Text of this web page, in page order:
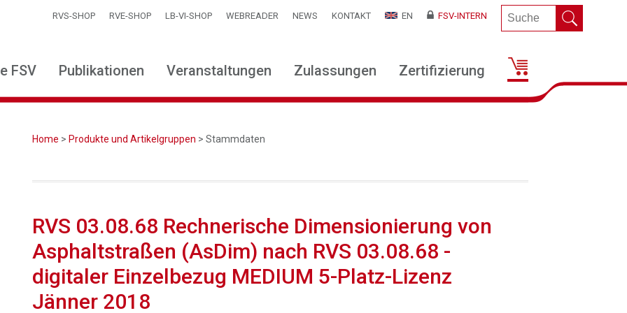
RVS-SHOP RVE-SHOP LB-VI-SHOP WEBREADER NEWS KONTAKT EN FSV-INTERN
FSV Publikationen Veranstaltungen Zulassungen Zertifizierung
Home > Produkte und Artikelgruppen > Stammdaten
RVS 03.08.68 Rechnerische Dimensionierung von
Asphaltstraßen (AsDim) nach RVS 03.08.68 -
digitaler Einzelbezug MEDIUM 5-Platz-Lizenz
Jänner 2018